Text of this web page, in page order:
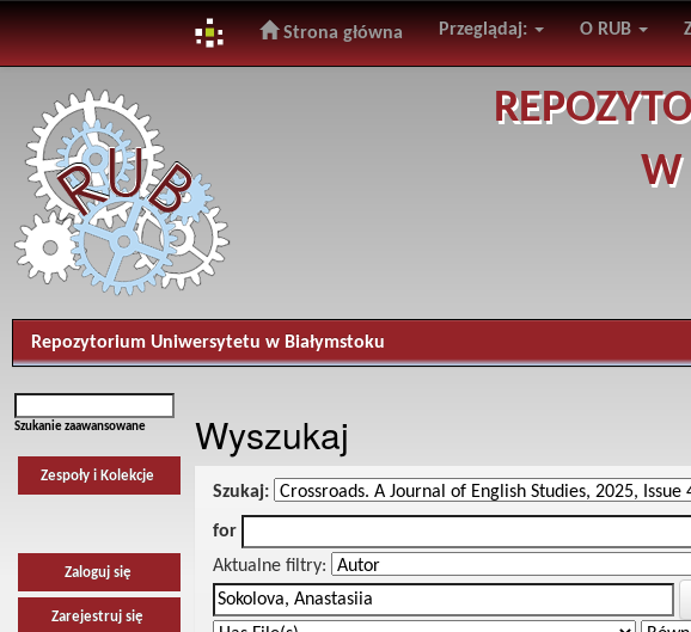
navigation
Strona główna Przeglądaj: O RUB
W
Repozytorium Uniwersytetu w Białymstoku
Szukanie zaawansowane
Zespoły i Kolekcje
Zaloguj się
Zarejestruj się
Wyszukaj
Szukaj:
for
Aktualne filtry: